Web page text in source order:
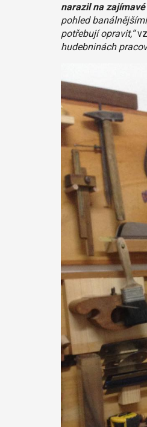
narazil na
pohled
potřebují opravit,“
hudebninách